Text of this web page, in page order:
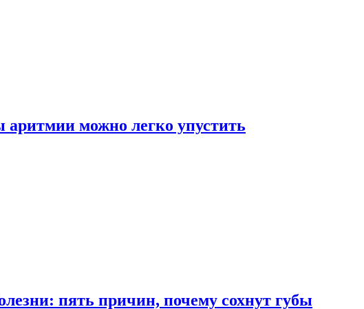
можно легко упустить
пять причин, почему сохнут губы